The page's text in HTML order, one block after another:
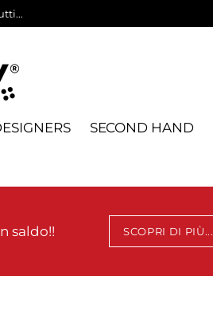
SECOND HAND
saldo!! SCOPRI DI PIÙ...